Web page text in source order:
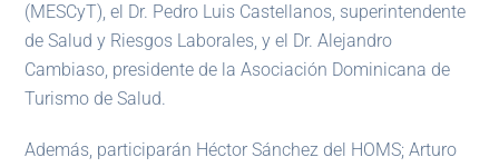
(MESCyT), el Dr. Pedro Luis Castellanos, superintendente
de Salud y Riesgos Laborales, y el Dr. Alejandro
Cambiaso, presidente de la Asociación Dominicana de
Turismo de Salud.
Además, participarán Héctor Sánchez del HOMS; Arturo